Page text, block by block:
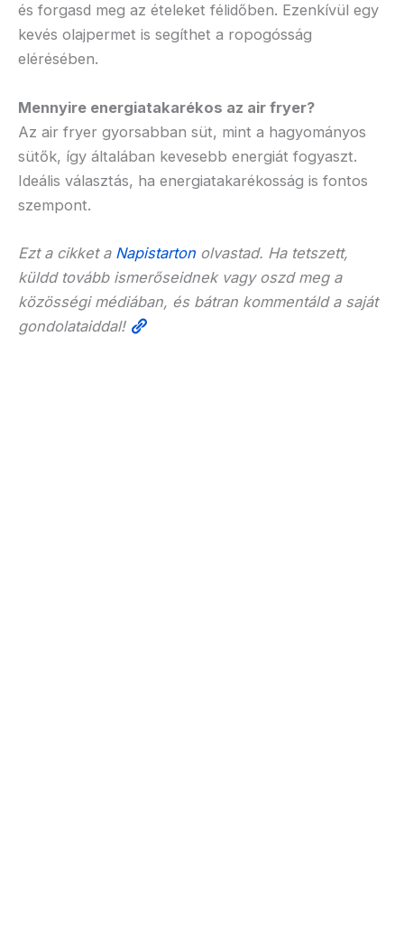
és forgasd meg az ételeket félidőben. Ezenkívül egy
kevés olajpermet is segíthet a ropogósság
elérésében.
Mennyire energiatakarékos az air fryer?
Az air fryer gyorsabban süt, mint a hagyományos
sütők, így általában kevesebb energiát fogyaszt.
Ideális választás, ha energiatakarékosság is fontos
szempont.
Ezt a cikket a Napistarton olvastad. Ha tetszett,
küldd tovább ismerőseidnek vagy oszd meg a
közösségi médiában, és bátran kommentáld a saját
gondolataiddal!